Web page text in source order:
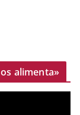
alimenta»